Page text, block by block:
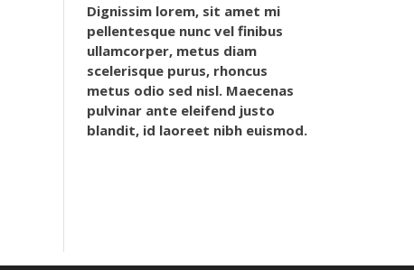
Dignissim lorem, sit amet mi
pellentesque nunc vel finibus
ullamcorper, metus diam
scelerisque purus, rhoncus
metus odio sed nisl. Maecenas
pulvinar ante eleifend justo
blandit, id laoreet nibh euismod.